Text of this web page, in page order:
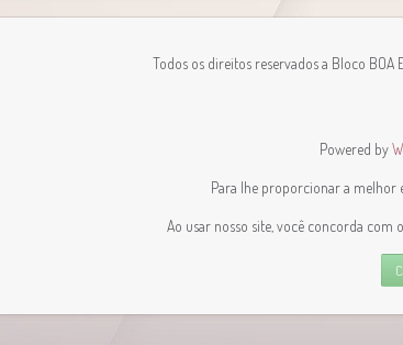
Todos os direitos reservados a Bloco BOA
Powered by
Para lhe proporcionar a melhor
Ao usar nosso site, você concorda com